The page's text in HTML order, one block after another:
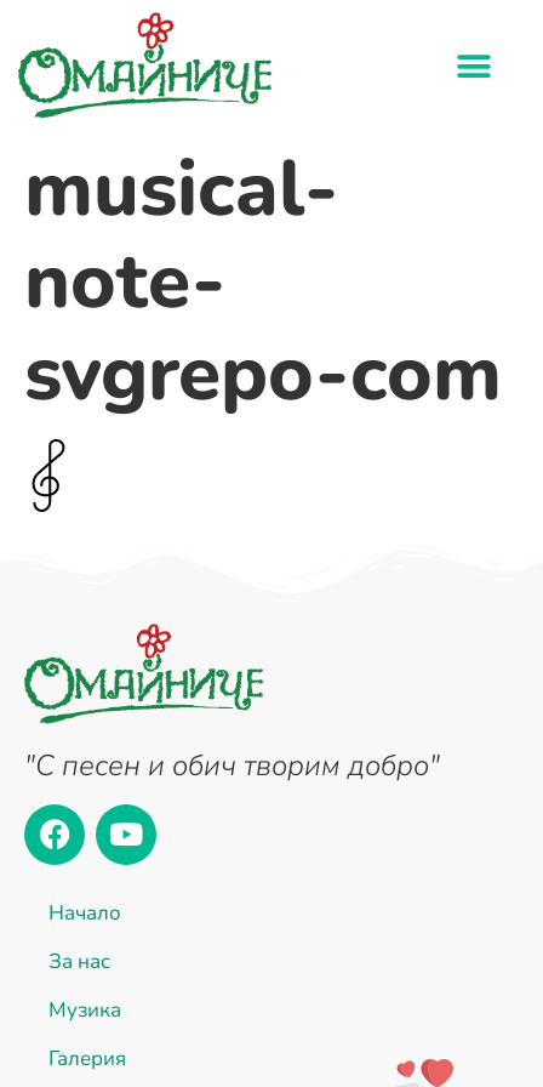
musical-
note-
svgrepo-com
"С песен и обич творим добро"
Начало
За нас
Музика
Галерия